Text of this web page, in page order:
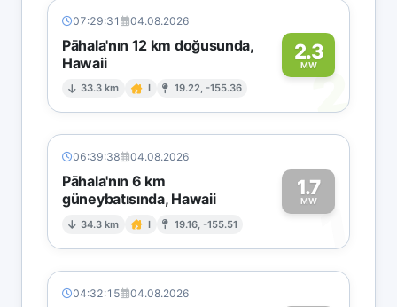
07:29:31 04.08.2026
Pāhala'nın 12 km doğusunda,
Hawaii
33.3 km I 19.22, -155.36
2.3
MW2
06:39:38 04.08.2026
Pāhala'nın 6 km
güneybatısında, Hawaii
34.3 km I 19.16, -155.51
1.7
MW1
04:32:15 04.08.2026